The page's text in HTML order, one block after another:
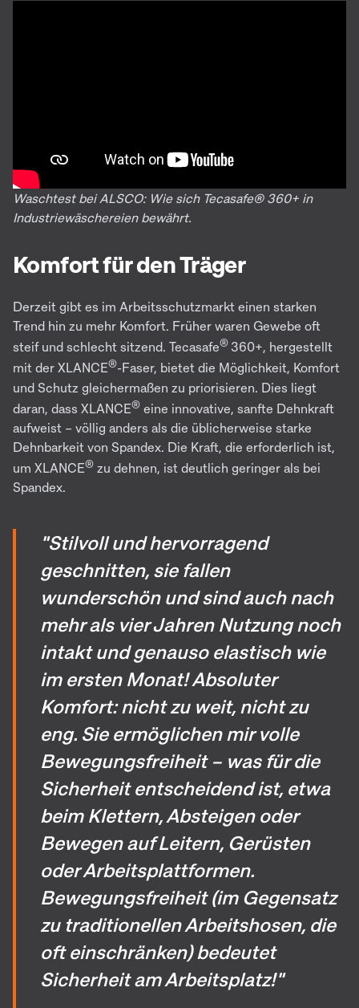
Waschtest bei ALSCO: Wie sich Tecasafe® 360+ in
Industriewäschereien bewährt.
Komfort für den Träger
Derzeit gibt es im Arbeitsschutzmarkt einen starken
Trend hin zu mehr Komfort. Früher waren Gewebe oft
steif und schlecht sitzend. Tecasafe® 360+, hergestellt
mit der XLANCE®-Faser, bietet die Möglichkeit, Komfort
und Schutz gleichermaßen zu priorisieren. Dies liegt
daran, dass XLANCE® eine innovative, sanfte Dehnkraft
aufweist – völlig anders als die üblicherweise starke
Dehnbarkeit von Spandex. Die Kraft, die erforderlich ist,
um XLANCE® zu dehnen, ist deutlich geringer als bei
Spandex.
"Stilvoll und hervorragend
geschnitten, sie fallen
wunderschön und sind auch nach
mehr als vier Jahren Nutzung noch
intakt und genauso elastisch wie
im ersten Monat! Absoluter
Komfort: nicht zu weit, nicht zu
eng. Sie ermöglichen mir volle
Bewegungsfreiheit – was für die
Sicherheit entscheidend ist, etwa
beim Klettern, Absteigen oder
Bewegen auf Leitern, Gerüsten
oder Arbeitsplattformen.
Bewegungsfreiheit (im Gegensatz
zu traditionellen Arbeitshosen, die
oft einschränken) bedeutet
Sicherheit am Arbeitsplatz!"